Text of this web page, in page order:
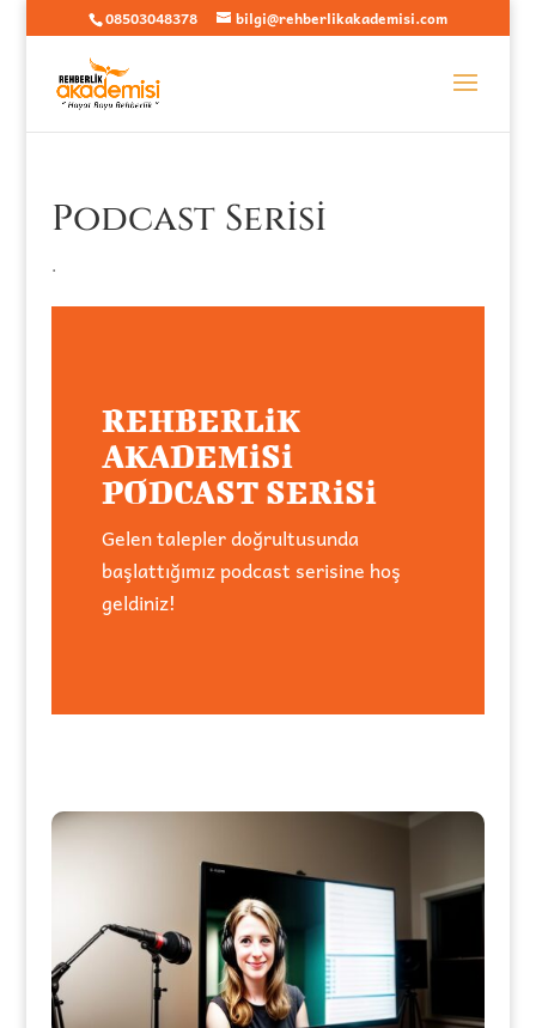
08503048378 bilgi@rehberlikakademisi.com
Podcast Serisi
.
REHBERLiK
AKADEMiSi
PODCAST SERiSi
Gelen talepler doğrultusunda
başlattığımız podcast serisine hoş
geldiniz!